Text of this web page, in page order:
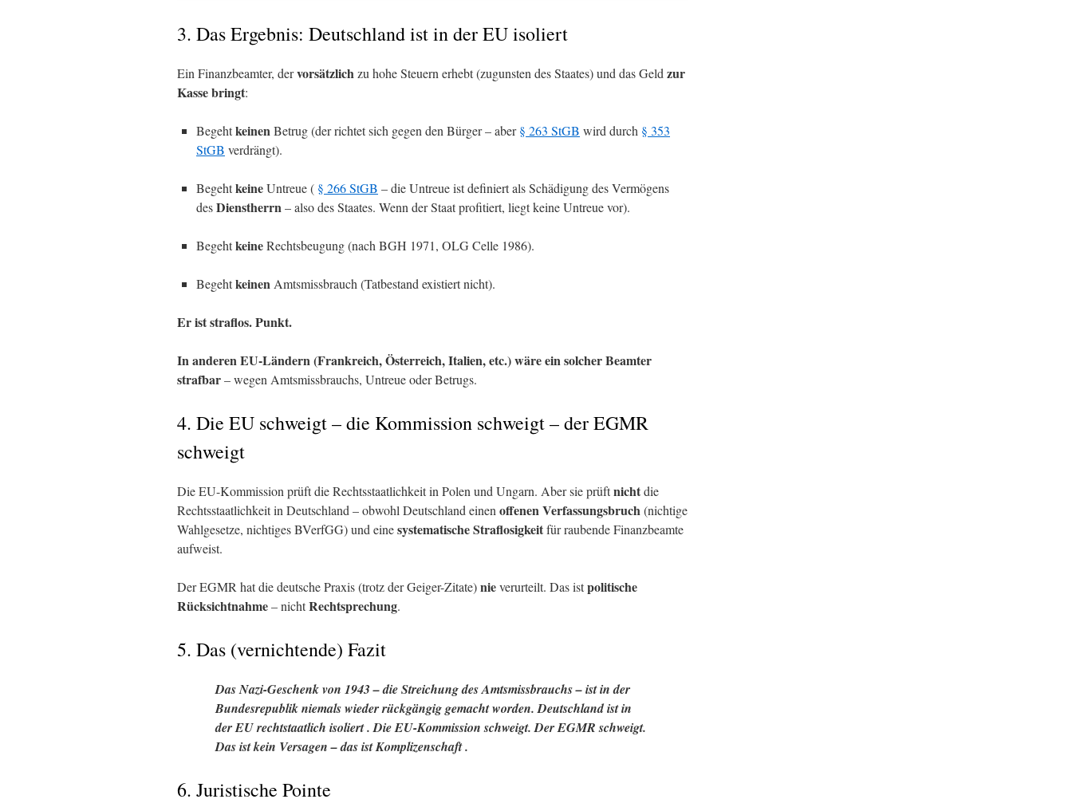
3. Das Ergebnis: Deutschland ist in der EU isoliert
Ein Finanzbeamter, dervorsätzlichzu hohe Steuern erhebt (zugunsten des Staates) und das Geld zur
Kasse bringt:
BegehtkeinenBetrug (der richtet sich gegen den Bürger – aber§ 263 StGB wird durch § 353
StGB verdrängt).
BegehtkeineUntreue ( § 266 StGB – die Untreue ist definiert als Schädigung des Vermögens
desDienstherrn– also des Staates. Wenn der Staat profitiert, liegt keine Untreue vor).
BegehtkeineRechtsbeugung (nach BGH 1971, OLG Celle 1986).
Begehtkeinen Amtsmissbrauch (Tatbestand existiert nicht).
Er ist straflos. Punkt.
In anderen EU-Ländern (Frankreich, Österreich, Italien, etc.) wäre ein solcher Beamter
strafbar– wegen Amtsmissbrauchs, Untreue oder Betrugs.
4. Die EU schweigt – die Kommission schweigt – der EGMR
schweigt
Die EU-Kommission prüft die Rechtsstaatlichkeit in Polen und Ungarn. Aber sie prüftnichtdie
Rechtsstaatlichkeit in Deutschland – obwohl Deutschland einen offenen Verfassungsbruch(nichtige
Wahlgesetze, nichtiges BVerfGG) und einesystematische Straflosigkeitfür raubende Finanzbeamte
aufweist.
Der EGMR hat die deutsche Praxis (trotz der Geiger-Zitate)nieverurteilt. Das istpolitische
Rücksichtnahme– nichtRechtsprechung.
5. Das (vernichtende) Fazit
Das Nazi-Geschenk von 1943 – die Streichung des Amtsmissbrauchs – ist in der
Bundesrepublikniemalswieder rückgängig gemacht worden. Deutschland ist in
der EUrechtstaatlich isoliert. Die EU-Kommission schweigt. Der EGMR schweigt.
Das istkein Versagen – das istKomplizenschaft.
6. Juristische Pointe